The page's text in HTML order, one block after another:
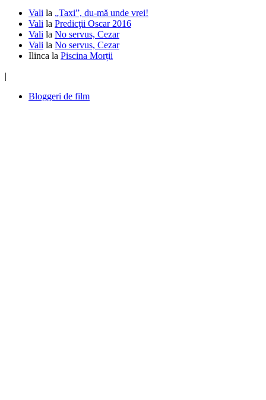
Vali la „Taxi”, du-mă unde vrei!
Vali la Predicţii Oscar 2016
Vali la No servus, Cezar
Vali la No servus, Cezar
Ilinca la Piscina Morții
|
Bloggeri de film